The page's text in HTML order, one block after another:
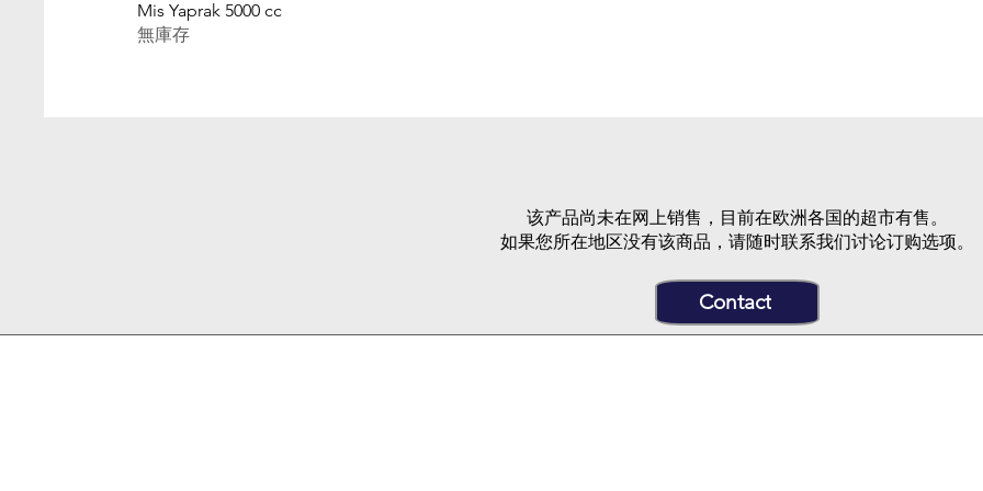
Mis Yaprak 5000 cc
無庫存
该产品尚未在网上销售，目前在欧洲各国的超市有售。
如果您所在地区没有该商品，请随时联系我们讨论订购选项。
Contact